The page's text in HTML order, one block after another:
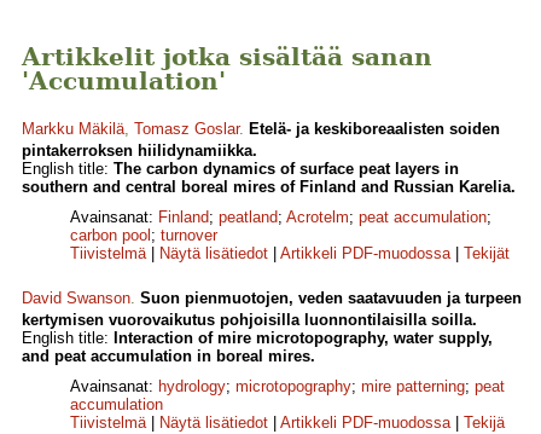
Artikkelit jotka sisältää sanan
'Accumulation'
Markku Mäkilä, Tomasz Goslar. Etelä- ja keskiboreaalisten soiden
pintakerroksen hiilidynamiikka.
English title: The carbon dynamics of surface peat layers in
southern and central boreal mires of Finland and Russian Karelia.
Avainsanat: Finland; peatland; Acrotelm; peat accumulation;
carbon pool ; turnover
Tiivistelmä| Näytä lisätiedot Artikkeli PDF-muodossa| Tekijät
David Swanson. Suon pienmuotojen, veden saatavuuden ja turpeen
kertymisen vuorovaikutus pohjoisilla luonnontilaisilla soilla.
English title: Interaction of mire microtopography, water supply,
and peat accumulation in boreal mires.
Avainsanat: hydrology; microtopography; mire patterning; peat
accumulation
Tiivistelmä| Näytä lisätiedot Artikkeli PDF-muodossa| Tekijä